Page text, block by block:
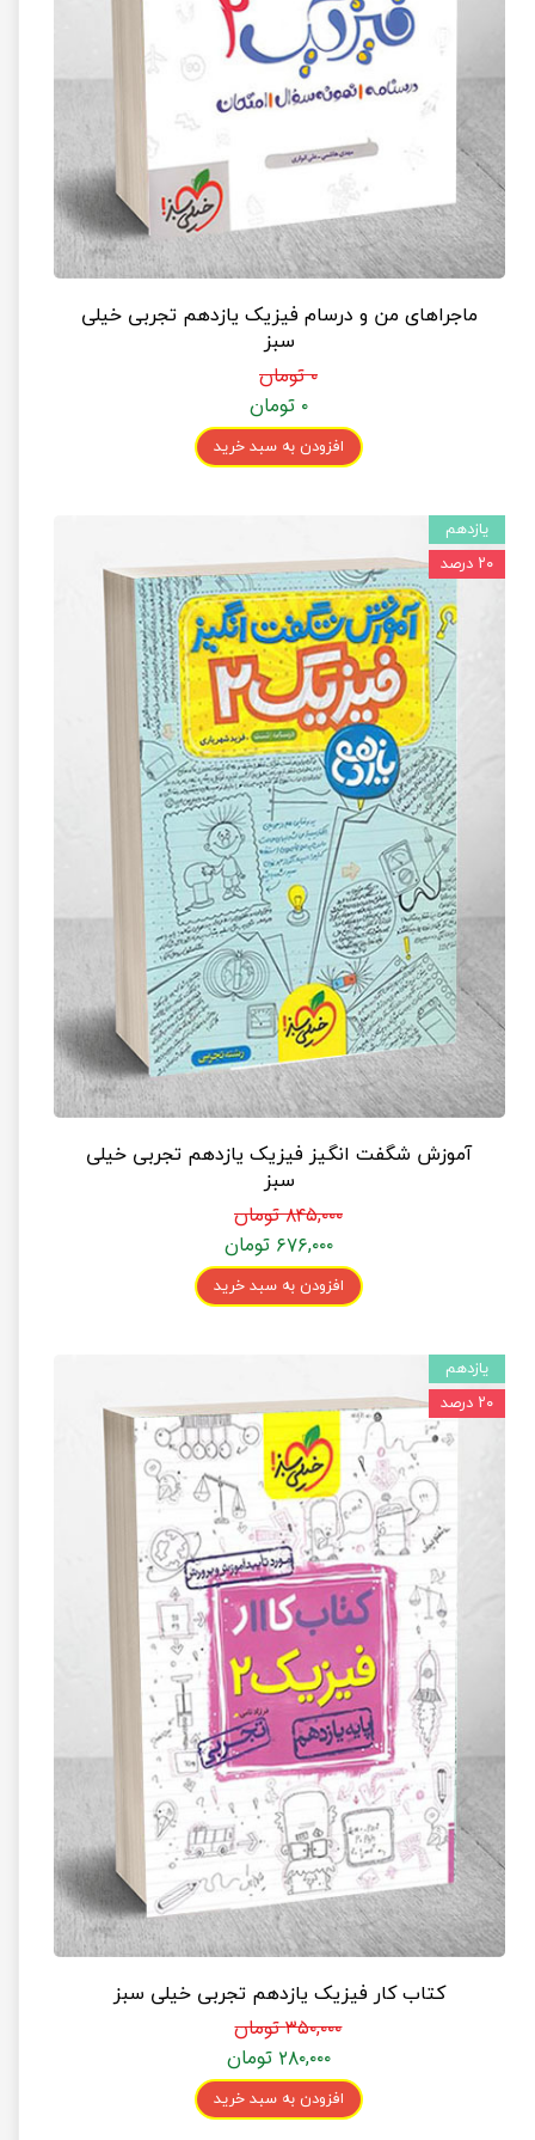
ماجراهای من و درسام فیزیک یازدهم تجربی خیلی
سبز
۰ تومان
۰ تومان
افزودن به سبد خرید
آموزش شگفت انگیز فیزیک یازدهم تجربی خیلی
سبز
۸۴۵,۰۰۰ تومان
۶۷۶,۰۰۰ تومان
افزودن به سبد خرید
یازدهم
۲۰ درصد
کتاب کار فیزیک یازدهم تجربی خیلی سبز
۳۵۰,۰۰۰ تومان
۲۸۰,۰۰۰ تومان
افزودن به سبد خرید
یازدهم
۲۰ درصد